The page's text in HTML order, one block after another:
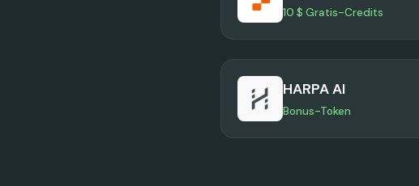
10 $ Gratis-Credits
HARPA AI
Bonus-Token